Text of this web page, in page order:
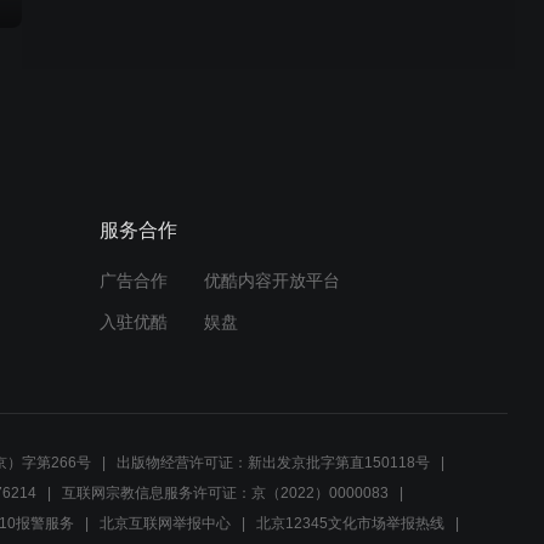
服务合作
广告合作 优酷内容开放平台
入驻优酷 娱盘
）字第266号
出版物经营许可证：新出发京批字第直150118号
互联网宗教信息服务许可证：京（2022）0000083
报警服务
北京互联网举报中心 北京12345文化市场举报热线